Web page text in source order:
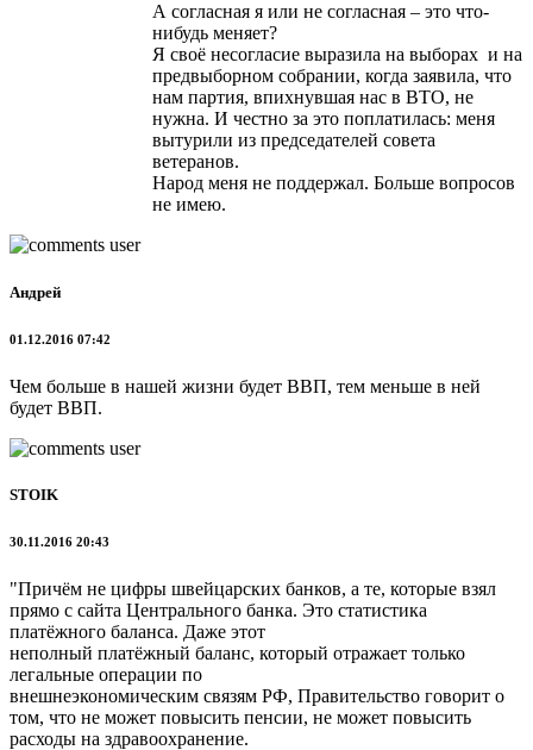
А согласная я или не согласная – это что-
нибудь меняет?
Я своё несогласие выразила на выборах и на
предвыборном собрании, когда заявила, что
нам партия, впихнувшая нас в ВТО, не
нужна. И честно за это поплатилась: меня
вытурили из председателей совета
ветеранов.
Народ меня не поддержал. Больше вопросов
не имею.
Андрей
01.12.2016 07:42
Чем больше в нашей жизни будет ВВП, тем меньше в ней
будет ВВП.
STOIK
30.11.2016 20:43
"Причём не цифры швейцарских банков, а те, которые взял
прямо с сайта Центрального банка. Это статистика
платёжного баланса. Даже этот
неполный платёжный баланс, который отражает только
легальные операции по
внешнеэкономическим связям РФ, Правительство говорит о
том, что не может повысить пенсии, не может повысить
расходы на здравоохранение.